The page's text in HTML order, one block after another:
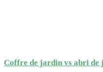
Coffre de jardin vs abri de